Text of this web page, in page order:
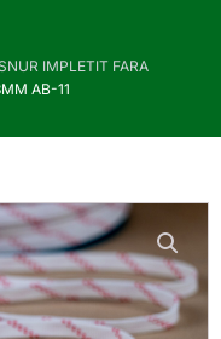
IMPLETIT FARA
AB-11